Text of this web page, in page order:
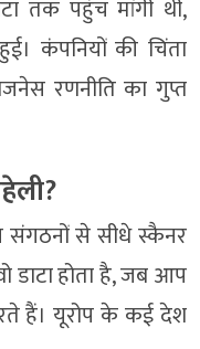
तक पहुंच मांगी थी,
कंपनियों की चिंता
रणनीति का गुप्त
संगठनों से सीधे स्कैनर
डाटा होता है, जब आप
हैं। यूरोप के कई देश